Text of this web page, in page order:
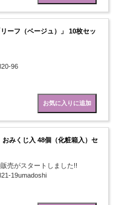
ーフ（ベージュ）」 10枚セッ
96
みくじ入 48個（化粧箱入）セ
売がスタートしました!!
19umadoshi